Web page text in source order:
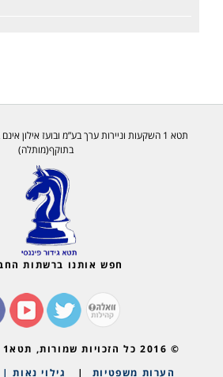
תטא 1 השקעות וניירות ערך בע”מ ובועז אילון
בתוקף(מותלה)
חפש אותנו ברשתות
© 2016 כל הזכויות שמורות, תטא1 |
הערות משפטיות
| גילוי נאות |